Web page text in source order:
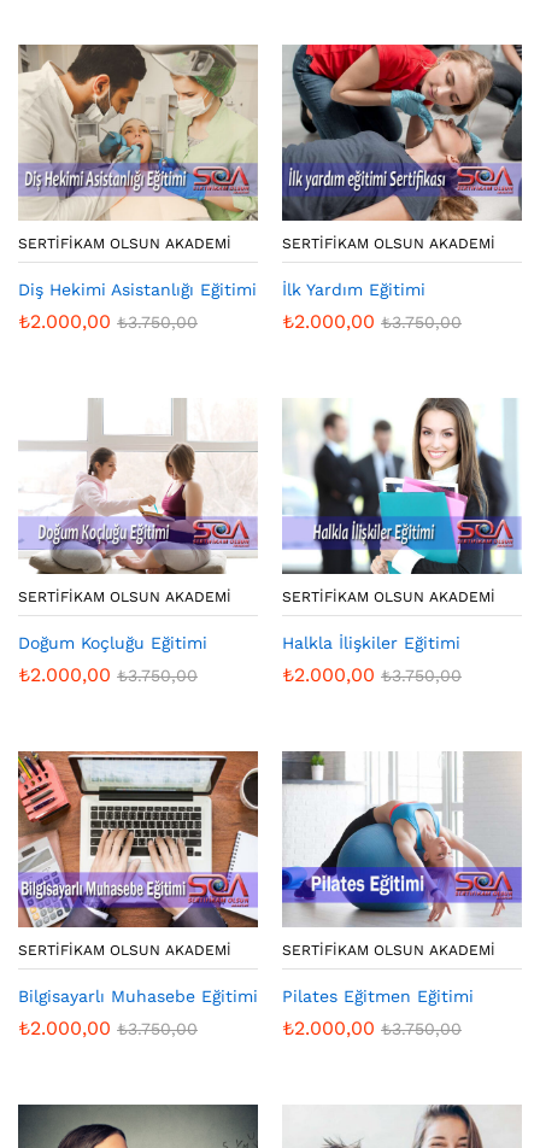
SERTIFIKAM OLSUN AKADEMI
Diş Hekimi Asistanlığı Eğitimi
₺2.000,00 ₺3.750,00
SERTIFIKAM OLSUN AKADEMI
İlk Yardım Eğitimi
₺2.000,00 ₺3.750,00
SERTIFIKAM OLSUN AKADEMI
Doğum Koçluğu Eğitimi
₺2.000,00 ₺3.750,00
SERTIFIKAM OLSUN AKADEMI
Halkla İlişkiler Eğitimi
₺2.000,00 ₺3.750,00
SERTIFIKAM OLSUN AKADEMI
Bilgisayarlı Muhasebe Eğitimi
₺2.000,00 ₺3.750,00
SERTIFIKAM OLSUN AKADEMI
Pilates Eğitmen Eğitimi
₺2.000,00 ₺3.750,00